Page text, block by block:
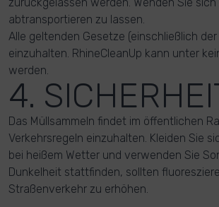
abtransportieren zu lassen.
Alle geltenden Gesetze (einschließlich
einzuhalten. RhineCleanUp kann unter
werden.
4.
Das Müllsammeln findet im öffentlichen
Verkehrsregeln einzuhalten. Kleiden Sie
bei heißem Wetter und verwenden Sie
Dunkelheit stattfinden, sollten
Straßenverkehr zu erhöhen.